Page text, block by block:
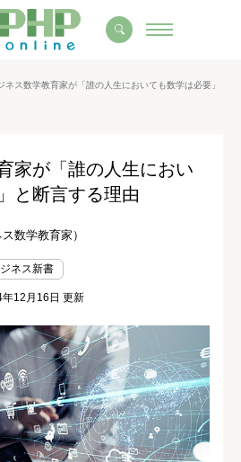
ネス数学教育家が「誰の人生においても数学は必要」
家が「誰の人生におい
と断言する理由
数学教育家）
ネス新書
12月16日 更新